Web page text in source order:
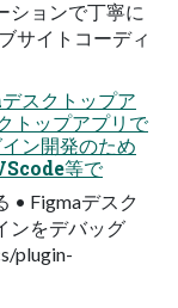
ションで丁寧に
サイトコーディ
スクトップア
トップアプリで
ン開発のため
等で
• Figmaデスク
ンをデバッグ
plugin-